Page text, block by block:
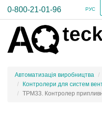
0-800-21-01-96 РУС
Автоматизація виробництва
Контролери для систем
ТРМ33. Контролер